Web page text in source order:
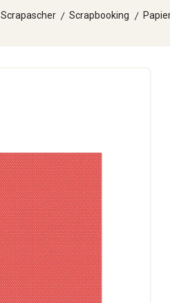
Scrapascher Scrapbooking